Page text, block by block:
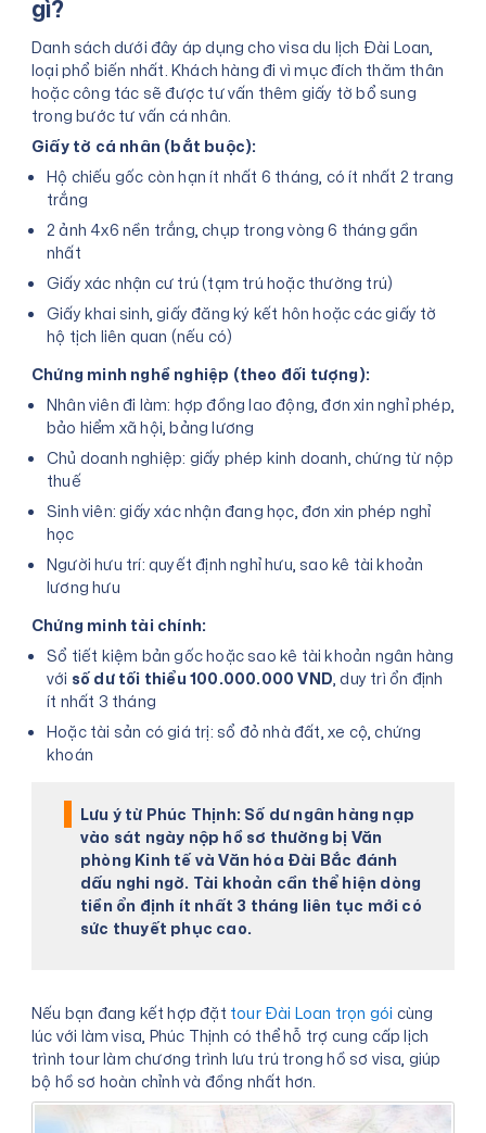
gì?
Danh sách dưới đây áp dụng cho visa du lịch Đài Loan,
loại phổ biến nhất. Khách hàng đi vì mục đích thăm thân
hoặc công tác sẽ được tư vấn thêm giấy tờ bổ sung
trong bước tư vấn cá nhân.
Giấy tờ cá nhân (bắt buộc):
Hộ chiếu gốc còn hạn ít nhất 6 tháng, có ít nhất 2 trang
trắng
2 ảnh 4x6 nền trắng, chụp trong vòng 6 tháng gần
nhất
Giấy xác nhận cư trú (tạm trú hoặc thường trú)
Giấy khai sinh, giấy đăng ký kết hôn hoặc các giấy tờ
hộ tịch liên quan (nếu có)
Chứng minh nghề nghiệp (theo đối tượng):
Nhân viên đi làm: hợp đồng lao động, đơn xin nghỉ phép,
bảo hiểm xã hội, bảng lương
Chủ doanh nghiệp: giấy phép kinh doanh, chứng từ nộp
thuế
Sinh viên: giấy xác nhận đang học, đơn xin phép nghỉ
học
Người hưu trí: quyết định nghỉ hưu, sao kê tài khoản
lương hưu
Chứng minh tài chính:
Sổ tiết kiệm bản gốc hoặc sao kê tài khoản ngân hàng
với số dư tối thiểu 100.000.000 VND, duy trì ổn định
ít nhất 3 tháng
Hoặc tài sản có giá trị: sổ đỏ nhà đất, xe cộ, chứng
khoán
Lưu ý từ Phúc Thịnh: Số dư ngân hàng nạp
vào sát ngày nộp hồ sơ thường bị Văn
phòng Kinh tế và Văn hóa Đài Bắc đánh
dấu nghi ngờ. Tài khoản cần thể hiện dòng
tiền ổn định ít nhất 3 tháng liên tục mới có
sức thuyết phục cao.
Nếu bạn đang kết hợp đặt tour Đài Loan trọn gói cùng
lúc với làm visa, Phúc Thịnh có thể hỗ trợ cung cấp lịch
trình tour làm chương trình lưu trú trong hồ sơ visa, giúp
bộ hồ sơ hoàn chỉnh và đồng nhất hơn.